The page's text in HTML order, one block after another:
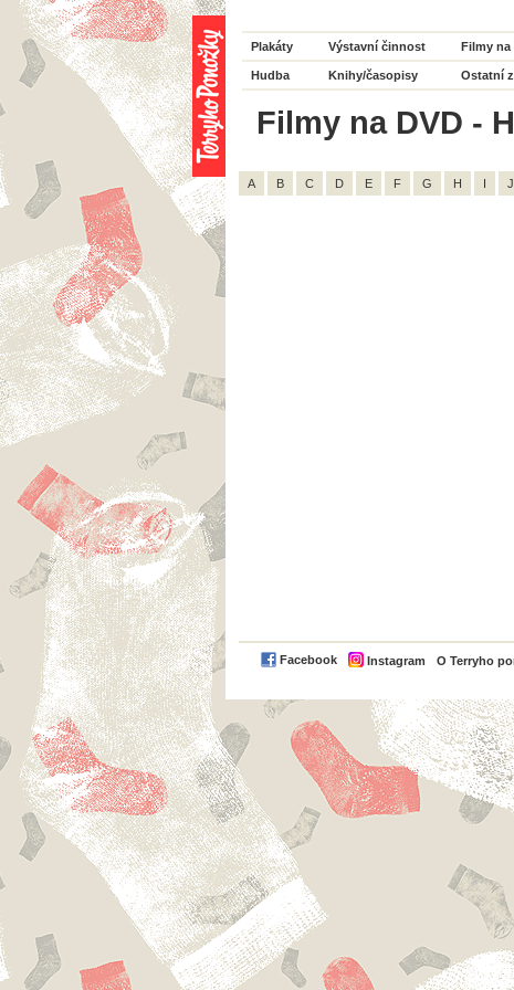
Plakáty Výstavní činnost Filmy na
Hudba Knihy/časopisy Ostatní
Filmy na DVD -
A B C D E F G H I J
Facebook Instagram O Terryho